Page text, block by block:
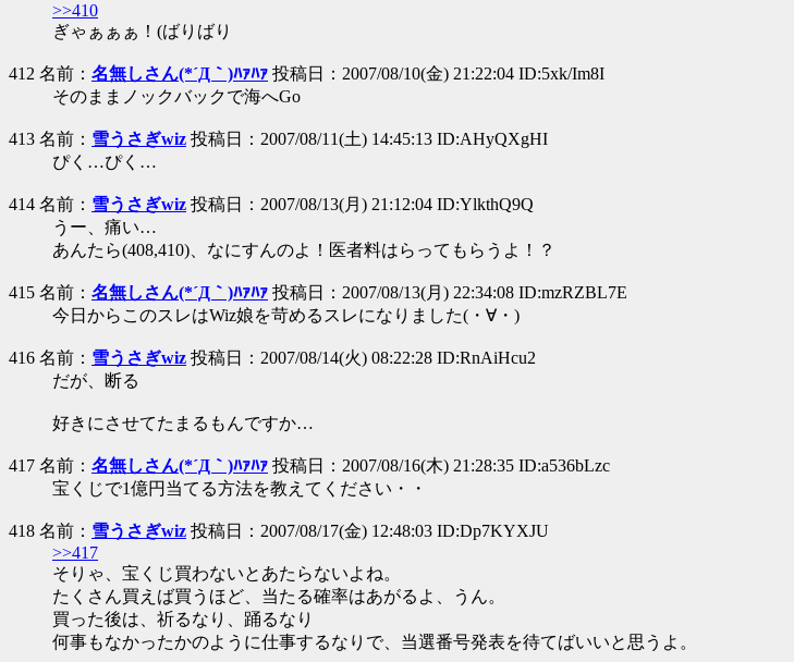
>>410
ぎゃぁぁぁ！(ばりばり
412 名前： 名無しさん(*´Д｀)ﾊｧﾊｧ 投稿日：2007/08/10(金) 21:22:04 ID:5xk/Im8I
そのままノックバックで海へGo
413 名前： 雪うさぎwiz 投稿日：2007/08/11(土) 14:45:13 ID:AHyQXgHI
ぴく…ぴく…
414 名前： 雪うさぎwiz 投稿日：2007/08/13(月) 21:12:04 ID:YlkthQ9Q
うー、痛い…
あんたら(408,410)、なにすんのよ！医者料はらってもらうよ！？
415 名前： 名無しさん(*´Д｀)ﾊｧﾊｧ 投稿日：2007/08/13(月) 22:34:08 ID:mzRZBL7E
今日からこのスレはWiz娘を苛めるスレになりました(・∀・)
416 名前： 雪うさぎwiz 投稿日：2007/08/14(火) 08:22:28 ID:RnAiHcu2
だが、断る
好きにさせてたまるもんですか…
417 名前： 名無しさん(*´Д｀)ﾊｧﾊｧ 投稿日：2007/08/16(木) 21:28:35 ID:a536bLzc
宝くじで1億円当てる方法を教えてください・・
418 名前： 雪うさぎwiz 投稿日：2007/08/17(金) 12:48:03 ID:Dp7KYXJU
>>417
そりゃ、宝くじ買わないとあたらないよね。
たくさん買えば買うほど、当たる確率はあがるよ、うん。
買った後は、祈るなり、踊るなり
何事もなかったかのように仕事するなりで、当選番号発表を待てばいいと思うよ。